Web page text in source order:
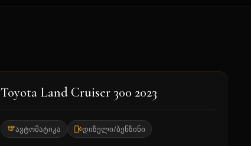
Toyota Land Cruiser 300 2023
ავტომატიკა დიზელი/ბენზინი